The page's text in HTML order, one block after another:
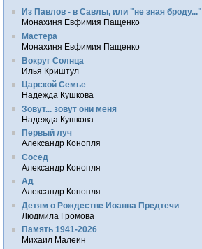
Из Павлов - в Савлы, или "не зная броду..."
Монахиня Евфимия Пащенко
Мастера
Монахиня Евфимия Пащенко
Вокруг Солнца
Илья Криштул
Царской Семье
Надежда Кушкова
Зовут... зовут они меня
Надежда Кушкова
Первый луч
Александр Конопля
Сосед
Александр Конопля
Ад
Александр Конопля
Детям о Рождестве Иоанна Предтечи
Людмила Громова
Память 1941-2026
Михаил Малеин